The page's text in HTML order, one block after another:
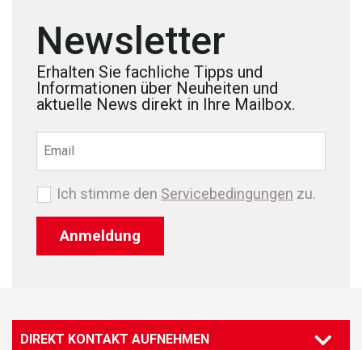
Newsletter
Erhalten Sie fachliche Tipps und
Informationen über Neuheiten und
aktuelle News direkt in Ihre Mailbox.
Anmeldung
Ich stimme den Servicebedingungen zu.
DIREKT KONTAKT AUFNEHMEN